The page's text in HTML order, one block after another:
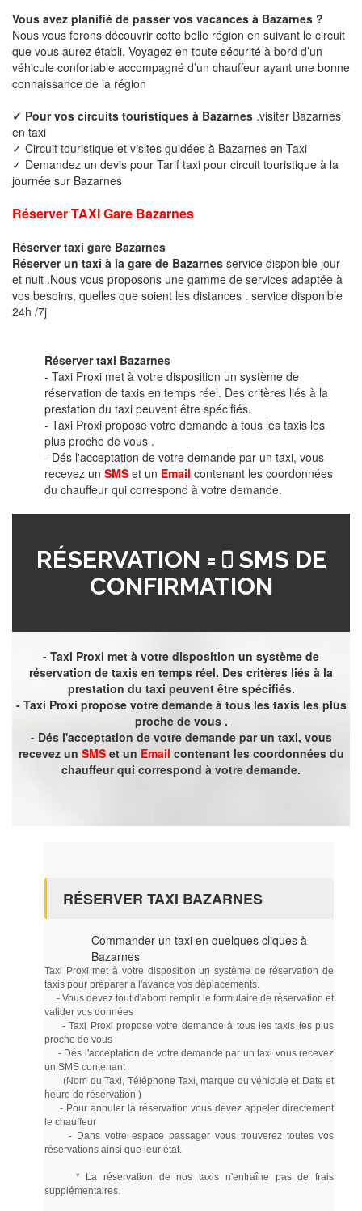
Vous avez planifié de passer vos vacances à Bazarnes ?
Nous vous ferons découvrir cette belle région en suivant le circuit
que vous aurez établi. Voyagez en toute sécurité à bord d’un
véhicule confortable accompagné d’un chauffeur ayant une bonne
connaissance de la région
✓ Pour vos circuits touristiques à Bazarnes .visiter Bazarnes
en taxi
✓ Circuit touristique et visites guidées à Bazarnes en Taxi
✓ Demandez un devis pour Tarif taxi pour circuit touristique à la
journée sur Bazarnes
Réserver TAXI Gare Bazarnes
Réserver taxi gare Bazarnes
Réserver un taxi à la gare de Bazarnes service disponible jour
et nuit .Nous vous proposons une gamme de services adaptée à
vos besoins, quelles que soient les distances . service disponible
24h /7j
Réserver taxi Bazarnes
- Taxi Proxi met à votre disposition un système de
réservation de taxis en temps réel. Des critères liés à la
prestation du taxi peuvent être spécifiés.
- Taxi Proxi propose votre demande à tous les taxis les
plus proche de vous .
- Dés l'acceptation de votre demande par un taxi, vous
recevez un SMS et un Email contenant les coordonnées
du chauffeur qui correspond à votre demande.
RÉSERVATION =
SMS DE
CONFIRMATION
- Taxi Proxi met à votre disposition un système de
réservation de taxis en temps réel. Des critères liés à la
prestation du taxi peuvent être spécifiés.
- Taxi Proxi propose votre demande à tous les taxis les plus
proche de vous .
- Dés l'acceptation de votre demande par un taxi, vous
recevez un SMSet un Email contenant les coordonnées du
chauffeur qui correspond à votre demande.
RÉSERVER TAXI BAZARNES
Commander un taxi en quelques cliques à
Bazarnes
Taxi Proxi met à votre disposition un système de réservation de
taxis pour préparer à l'avance vos déplacements.
- Vous devez tout d'abord remplir le formulaire de réservation et
valider vos données
- Taxi Proxi propose votre demande à tous les taxis les plus
proche de vous
- Dés l'acceptation de votre demande par un taxi vous recevez
un SMS contenant
(Nom du Taxi, Téléphone Taxi, marque du véhicule et Date et
heure de réservation )
- Pour annuler la réservation vous devez appeler directement
le chauffeur
- Dans votre espace passager vous trouverez toutes vos
réservations ainsi que leur état.
* La réservation de nos taxis n'entraîne pas de frais
supplémentaires.